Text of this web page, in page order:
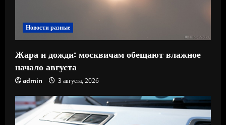
Новости разные
Жара и дожди: москвичам обещают влажное
начало августа
admin 3 августа, 2026